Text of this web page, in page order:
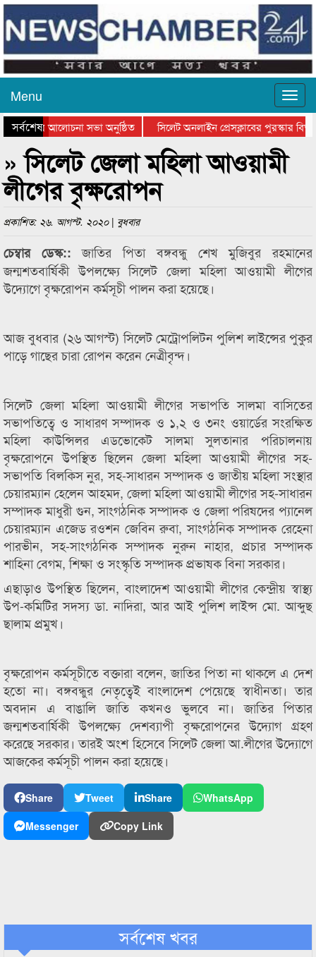
Menu
সর্বশেষ
দিবসের আলোচনা সভা অনুষ্ঠিত
সিলেট অনলাইন প্রেসক্লাবের পুরস্কার
সভা ও সম্মাননা প্রদান
কানাইঘাটের কিশোর আহাদের খুনি
» সিলেট জেলা মহিলা আওয়ামী
লীগের বৃক্ষরোপন
প্রকাশিত: ২৬. আগস্ট. ২০২০ | বুধবার
চেম্বার ডেস্ক::জাতির পিতা বঙ্গবন্ধু শেখ মুজিবুর রহমানের
জন্মশতবার্ষিকী উপলক্ষ্যে সিলেট জেলা মহিলা আওয়ামী লীগের
উদ্যোগে বৃক্ষরোপন কর্মসূচী পালন করা হয়েছে।
আজ বুধবার (২৬ আগস্ট) সিলেট মেট্রোপলিটন পুলিশ লাইন্সের পুকুর
পাড়ে গাছের চারা রোপন করেন নেত্রীবৃন্দ।
সিলেট জেলা মহিলা আওয়ামী লীগের সভাপতি সালমা বাসিতের
সভাপতিত্বে ও সাধারণ সম্পাদক ও ১,২ ও ৩নং ওয়ার্ডের সংরক্ষিত
মহিলা কাউন্সিলর এডভোকেট সালমা সুলতানার পরিচালনায়
বৃক্ষরোপনে উপস্থিত ছিলেন জেলা মহিলা আওয়ামী লীগের সহ-
সভাপতি বিলকিস নুর, সহ-সাধারন সম্পাদক ও জাতীয় মহিলা সংস্থার
চেয়ারম্যান হেলেন আহমদ, জেলা মহিলা আওয়ামী লীগের সহ-সাধারন
সম্পাদক মাধুরী গুন, সাংগঠনিক সম্পাদক ও জেলা পরিষদের প্যানেল
চেয়ারম্যান এজেড রওশন জেবিন রুবা, সাংগঠনিক সম্পাদক রেহেনা
পারভীন, সহ-সাংগঠনিক সম্পাদক নুরুন নাহার, প্রচার সম্পাদক
শাহিনা বেগম, শিক্ষা ও সংস্কৃতি সম্পাদক প্রভাষক বিনা সরকার।
এছাড়াও উপস্থিত ছিলেন, বাংলাদেশ আওয়ামী লীগের কেন্দ্রীয় স্বাস্থ্য
উপ-কমিটির সদস্য ডা. নাদিরা, আর আই পুলিশ লাইন্স মো. আব্দুছ
ছালাম প্রমুখ।
বৃক্ষরোপন কর্মসূচীতে বক্তারা বলেন, জাতির পিতা না থাকলে এ দেশ
হতো না। বঙ্গবন্ধুর নেতৃত্বেই বাংলাদেশ পেয়েছে স্বাধীনতা। তার
অবদান এ বাঙালি জাতি কখনও ভুলবে না। জাতির পিতার
জন্মশতবার্ষিকী উপলক্ষ্যে দেশব্যাপী বৃক্ষরোপনের উদ্যোগ গ্রহণ
করেছে সরকার। তারই অংশ হিসেবে সিলেট জেলা আ.লীগের উদ্যোগে
আজকের কর্মসূচী পালন করা হয়েছে।
Share Tweet Share
WhatsApp
Messenger
Copy Link
সর্বশেষ খবর